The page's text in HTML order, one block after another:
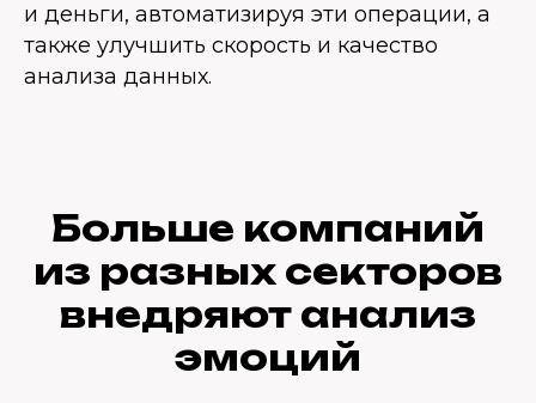
и деньги, автоматизируя эти операции, а
также улучшить скорость и качество
анализа данных.
Больше компаний
из разных секторов
внедряют анализ
эмоций